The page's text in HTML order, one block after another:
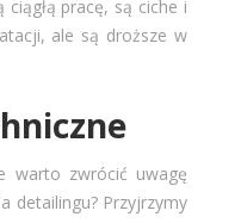
ciągłą pracę, są ciche i
ale są droższe w
warto zwrócić uwagę
detailingu? Przyjrzymy